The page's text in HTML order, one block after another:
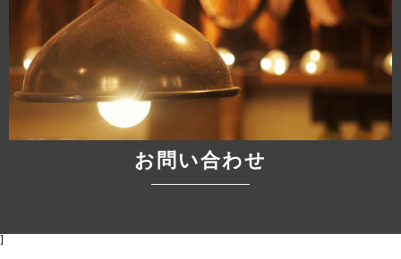
お問い合わせ